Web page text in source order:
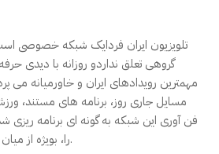
تلویزیون ایران فردایک شبکه خصوصی
گروهی تعلق نداردو روزانه با دیدی
مسایل جاری روز، برنامه های مستند،
فن آوری این شبکه به گونه ای برنامه ریزی
را، بویژه از میان جوانان، به خود جذب کنند.